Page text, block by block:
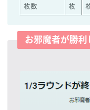
枚数
枚
お邪魔者が勝利